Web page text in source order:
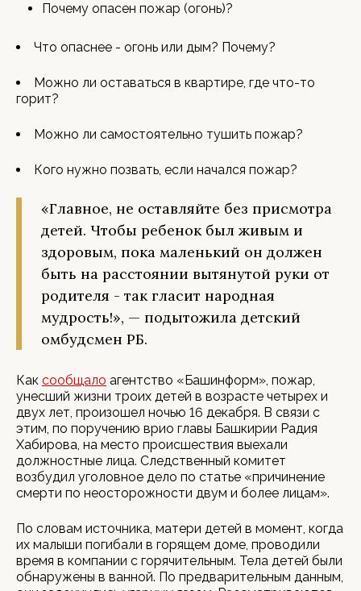
Почему опасен пожар (огонь)?
Что опаснее - огонь или дым? Почему?
Можно ли оставаться в квартире, где что-то
горит?
Можно ли самостоятельно тушить пожар?
Кого нужно позвать, если начался пожар?
«Главное, не оставляйте без присмотра
детей. Чтобы ребенок был живым и
здоровым, пока маленький он должен
быть на расстоянии вытянутой руки от
родителя - так гласит народная
мудрость!», — подытожила детский
омбудсмен РБ.
Как сообщало агентство «Башинформ», пожар,
унесший жизни троих детей в возрасте четырех и
двух лет, произошел ночью 16 декабря. В связи с
этим, по поручению врио главы Башкирии Радия
Хабирова, на место происшествия выехали
должностные лица. Следственный комитет
возбудил уголовное дело по статье «причинение
смерти по неосторожности двум и более лицам».
По словам источника, матери детей в момент, когда
их малыши погибали в горящем доме, проводили
время в компании с горячительным. Тела детей были
обнаружены в ванной. По предварительным данным,